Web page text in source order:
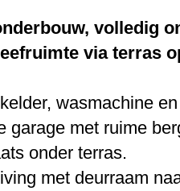
volledig
via terras
kelder, wasmachine
garage met ruime
onder terras.
met deurraam